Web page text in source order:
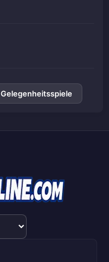
Gelegenheitsspiele